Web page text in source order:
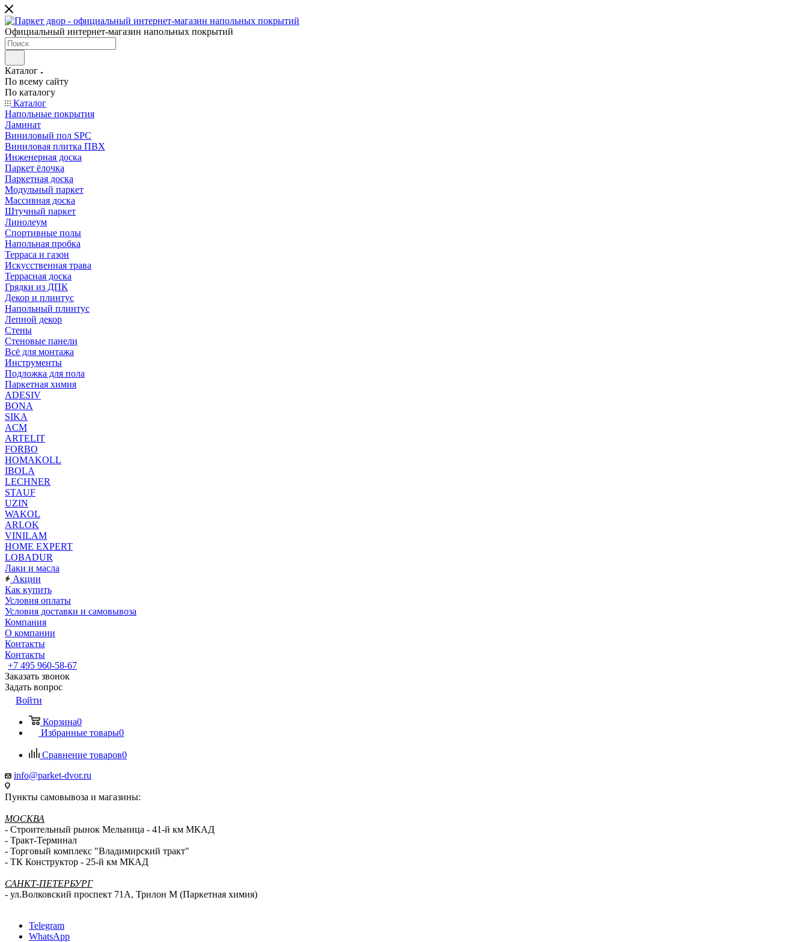
Официальный интернет-магазин напольных покрытий
Каталог
По всему сайту
По каталогу
Каталог
Напольные покрытия
Ламинат
Виниловый пол SPC
Виниловая плитка ПВХ
Инженерная доска
Паркет ёлочка
Паркетная доска
Модульный паркет
Массивная доска
Штучный паркет
Линолеум
Спортивные полы
Напольная пробка
Терраса и газон
Искусственная трава
Террасная доска
Грядки из ДПК
Декор и плинтус
Напольный плинтус
Лепной декор
Стены
Стеновые панели
Всё для монтажа
Инструменты
Подложка для пола
Паркетная химия
ADESIV
BONA
SIKA
ACM
ARTELIT
FORBO
HOMAKOLL
IBOLA
LECHNER
STAUF
UZIN
WAKOL
ARLOK
VINILAM
HOME EXPERT
LOBADUR
Лаки и масла
Акции
Как купить
Условия оплаты
Условия доставки и самовывоза
Компания
О компании
Контакты
Контакты
+7 495 960-58-67
Заказать звонок
Задать вопрос
Войти
Корзина0
Избранные товары0
Сравнение товаров0
info@parket-dvor.ru
Пункты самовывоза и магазины:
МОСКВА
- Строительный рынок Мельница - 41-й км МКАД
- Тракт-Терминал
- Торговый комплекс "Владимирский тракт"
- ТК Конструктор - 25-й км МКАД
САНКТ-ПЕТЕРБУРГ
- ул.Волковский проспект 71А, Трилон М (Паркетная химия)
Telegram
WhatsApp